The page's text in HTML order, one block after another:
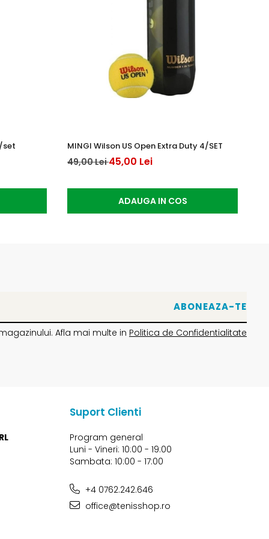
set MINGI Wilson US Open Extra Duty 4/SET
49,00 Lei45,00 Lei
ADAUGA IN COS
Afla mai multe in Politica de Confidentialitate
Suport Clienti
Program general
Luni - Vineri: 10:00 - 19:00
Sambata: 10:00 - 17:00
+4 0762.242.646
office@tenisshop.ro